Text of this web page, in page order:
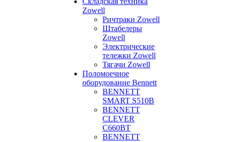
Zowell
Ричтраки Zowell
Штабелеры
Zowell
Электрические
тележки Zowell
Тягачи Zowell
Поломоечное
оборудование Bennett
BENNETT
SMART S510B
BENNETT
CLEVER
C660BT
BENNETT